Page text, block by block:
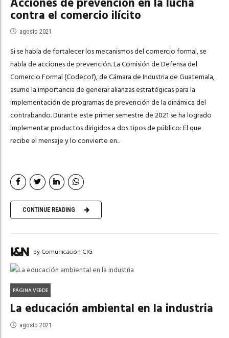
contra el comercio ilícito
agosto 2021
Si se habla de fortalecer los mecanismos del comercio formal, se
habla de acciones de prevención. La Comisión de Defensa del
Comercio Formal (Codecof), de Cámara de Industria de Guatemala,
asume la importancia de generar alianzas estratégicas para la
implementación de programas de prevención de la dinámica del
contrabando. Durante este primer semestre de 2021 se ha logrado
implementar productos dirigidos a dos tipos de público: El que
recibe el mensaje y lo convierte en...
CONTINUE READING
by Comunicación CIG
PÁGINA VERDE
La educación ambiental en la industria
agosto 2021